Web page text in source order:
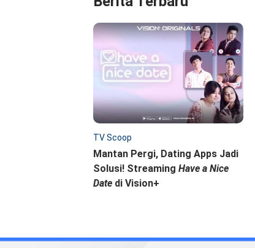
TV Scoop
Mantan Pergi, Dating Apps Jadi
Solusi! Streaming Have a Nice
Date di Vision+